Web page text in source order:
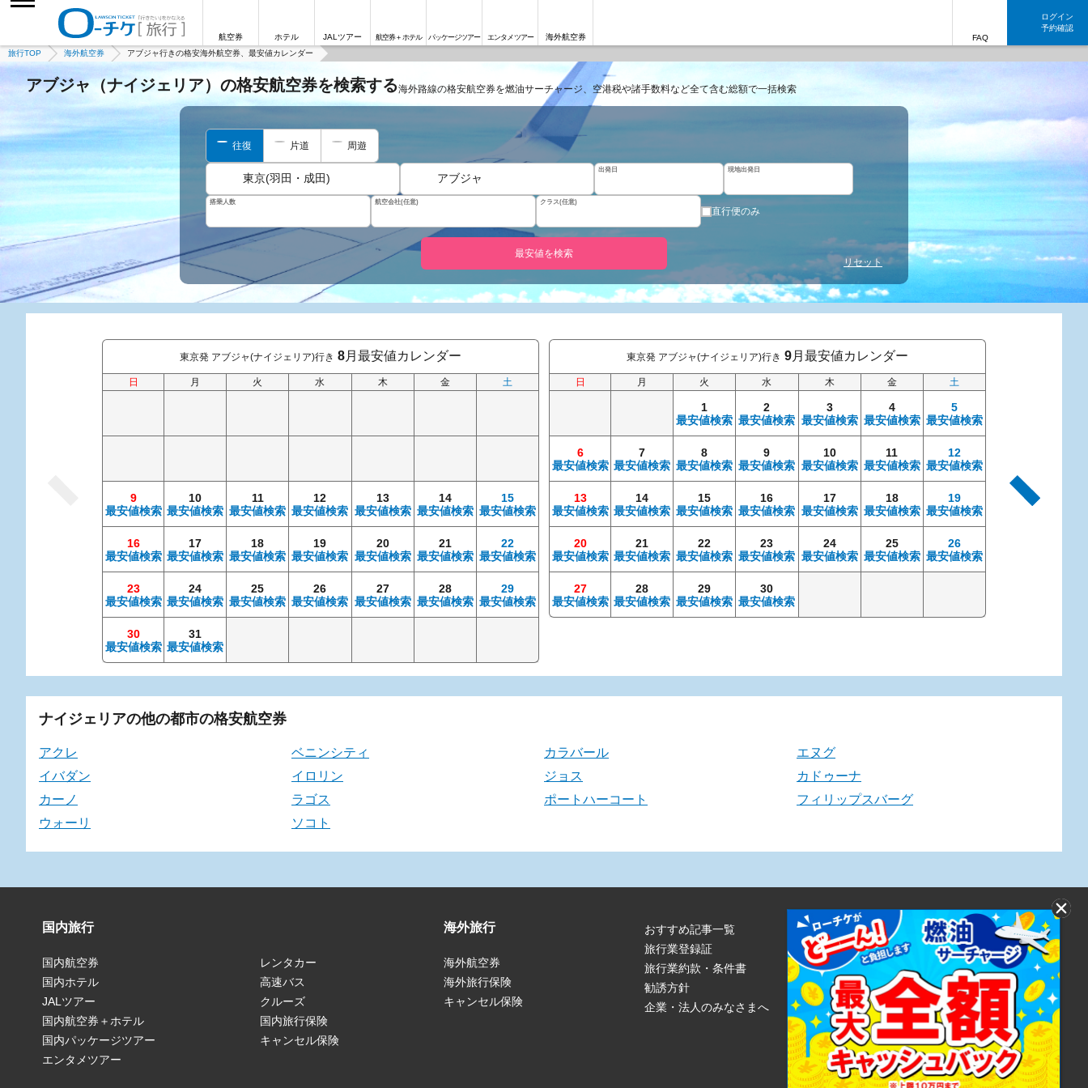
航空券 ホテル JALツアー 航空券＋ホテル パッケージツアー エンタメツアー 海外航空券 FAQ
ログイン
予約確認
旅行TOP 海外航空券 アブジャ行きの格安海外航空券、最安値カレンダー
アブジャ（ナイジェリア）の格安航空券を検索する海外路線の格安航空券を燃油サーチャージ、空港税や諸手数料など全て含む総額で一括検索
往復 片道 周遊
東京(羽田・成田) アブジャ
出発日 現地出発日
搭乗人数 航空会社(任意) クラス(任意)
直行便のみ
最安値を検索
リセット
東京発 アブジャ(ナイジェリア)行き 8月最安値カレンダー
日 月 火 水 木 金 土
9
最安値検索
10
最安値検索
11
最安値検索
12
最安値検索
13
最安値検索
14
最安値検索
15
最安値検索
16
最安値検索
17
最安値検索
18
最安値検索
19
最安値検索
20
最安値検索
21
最安値検索
22
最安値検索
23
最安値検索
24
最安値検索
25
最安値検索
26
最安値検索
27
最安値検索
28
最安値検索
29
最安値検索
30
最安値検索
31
最安値検索
東京発 アブジャ(ナイジェリア)行き 9月最安値カレンダー
日 月 火 水 木 金 土
1
最安値検索
2
最安値検索
3
最安値検索
4
最安値検索
5
最安値検索
6
最安値検索
7
最安値検索
8
最安値検索
9
最安値検索
10
最安値検索
11
最安値検索
12
最安値検索
13
最安値検索
14
最安値検索
15
最安値検索
16
最安値検索
17
最安値検索
18
最安値検索
19
最安値検索
20
最安値検索
21
最安値検索
22
最安値検索
23
最安値検索
24
最安値検索
25
最安値検索
26
最安値検索
27
最安値検索
28
最安値検索
29
最安値検索
30
最安値検索
11
最安値検索
ナイジェリアの他の都市の格安航空券
アクレ ベニンシティ カラバール
エヌグ
イバダン
イロリン ジョス
カドゥーナ
カーノ
ラゴス ポートハーコート
フィリップスバーグ
ウォーリ
ソコト
国内旅行
国内航空券
国内ホテル
JALツアー
国内航空券＋ホテル
国内パッケージツアー
エンタメツアー
レンタカー
高速バス
クルーズ
国内旅行保険
キャンセル保険
海外旅行
海外航空券
海外旅行保険
キャンセル保険
おすすめ記事一覧
旅行業登録証
旅行業約款・条件書
勧誘方針
企業・法人のみなさまへ
株式会社ローソンエンタテインメント
利用規約
ローソンWEB会員規約
個人情報の取り扱いについて
個人情報保護方針